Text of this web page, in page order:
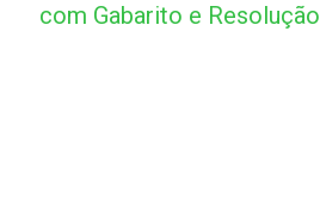
com Gabarito e Resolução